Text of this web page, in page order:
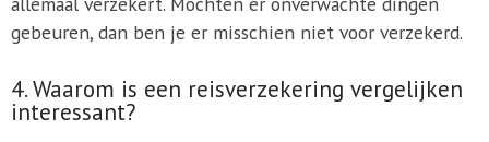
gebeuren, dan ben je er misschien niet voor verzekerd.
4. Waarom is een reisverzekering vergelijken
interessant?